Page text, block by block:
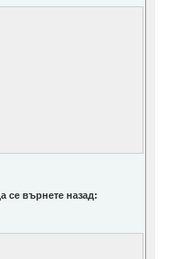
се върнете назад: